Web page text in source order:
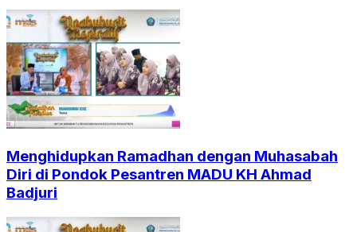
Menghidupkan Ramadhan dengan Muhasabah
Diri di Pondok Pesantren MADU KH Ahmad
Badjuri